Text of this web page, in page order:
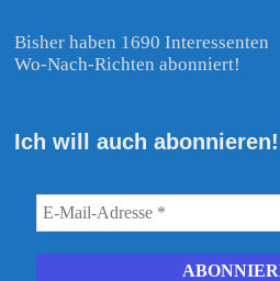
Bisher haben 1690 Interessenten
Wo-Nach-Richten abonniert!
Ich will auch abonnieren!